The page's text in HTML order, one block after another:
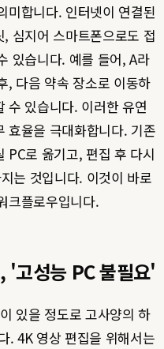
미합니다. 인터넷이 연결된
심지어 스마트폰으로도 접
있습니다. 예를 들어, A라
, 다음 약속 장소로 이동하
수 있습니다. 이러한 유연
효율을 극대화합니다. 기존
PC로 옮기고, 편집 후 다시
는 것입니다. 이것이 바로
크플로우입니다.
'고성능 PC 불필요'
있을 정도로 고사양의 하
. 4K 영상 편집을 위해서는